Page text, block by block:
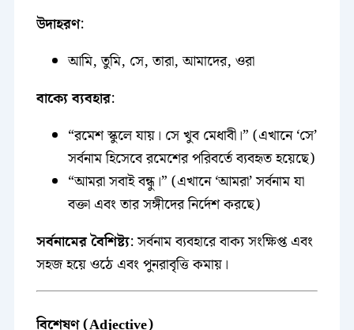
উদাহরণ:
আমি, তুমি, সে, তারা, আমাদের, ওরা
বাক্যে ব্যবহার:
“রমেশ স্কুলে যায়। সে খুব মেধাবী।” (এখানে ‘সে’
সর্বনাম হিসেবে রমেশের পরিবর্তে ব্যবহৃত হয়েছে)
“আমরা সবাই বন্ধু।” (এখানে ‘আমরা’ সর্বনাম যা
বক্তা এবং তার সঙ্গীদের নির্দেশ করছে)
সর্বনামের বৈশিষ্ট্য: সর্বনাম ব্যবহারে বাক্য সংক্ষিপ্ত এবং
সহজ হয়ে ওঠে এবং পুনরাবৃত্তি কমায়।
বিশেষণ (Adjective)